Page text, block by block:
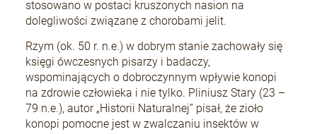
stosowano w postaci kruszonych nasion na
dolegliwości związane z chorobami jelit.
Rzym (ok. 50 r. n.e.) w dobrym stanie zachowały się
księgi ówczesnych pisarzy i badaczy,
wspominających o dobroczynnym wpływie konopi
na zdrowie człowieka i nie tylko. Pliniusz Stary (23 –
79 n.e.), autor „Historii Naturalnej” pisał, że zioło
konopi pomocne jest w zwalczaniu insektów w